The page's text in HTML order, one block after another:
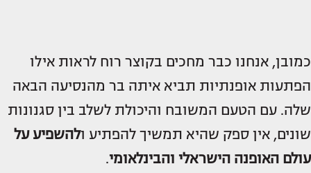
כמובן, אנחנו כבר מחכים בקוצר רוח לראות אילו
הפתעות אופנתיות תביא איתה בר מהנסיעה הבאה
שלה. עם הטעם המשובח והיכולת לשלב בין סגנונות
שונים, אין ספק שהיא תמשיך להפתיע ולהשפיע על
עולם האופנה הישראלי והבינלאומי.